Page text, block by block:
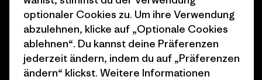
Stores in deiner
Nähe
Seitenverzeichnis
optionaler Cookies zu. Um ihre Verwendung
abzulehnen, klicke auf „Optionale Cookies
ablehnen“. Du kannst deine Präferenzen
jederzeit ändern, indem du auf „Präferenzen
ändern“ klickst. Weitere Informationen